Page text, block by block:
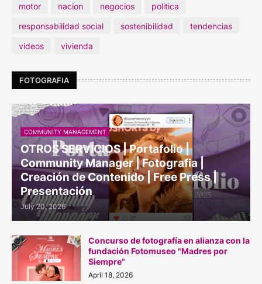
motor
nacion negocios
politica
responsabilidad social
sostenibilidad
tendencias
videos
vivienda
FOTOGRAFIA
COMMUNITY MANAGEMENT
OTROS SERVICIOS | Portafolio |
Community Manager | Fotografia |
Creación de Contenido | Free Press |
Presentación
July 20, 2026
Concurso de fotografía en alianza con la
fundación Fotomuseo "Madres por
Siempre"
April 18, 2026